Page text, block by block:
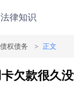
法律知识
债权债务 正文
欠款很久